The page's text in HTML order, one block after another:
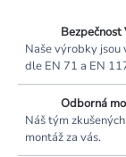
Bezpečnost
Naše výrobky
dle EN 71 a EN
Odborná
Náš tým
montáž za vás.